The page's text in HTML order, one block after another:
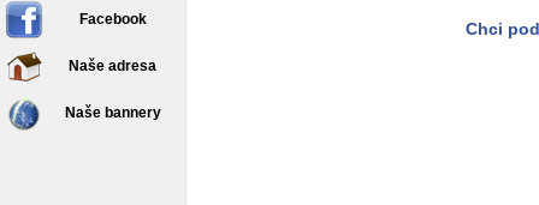
Facebook
Naše adresa
Naše bannery
Chci